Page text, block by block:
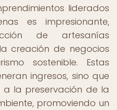
liderados
es impresionante,
de artesanías
creación de negocios
sostenible. Estas
ingresos, sino que
a la preservación de la
promoviendo un